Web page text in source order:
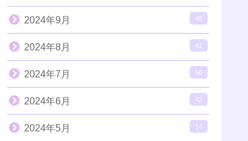
2024年9月 48
2024年8月 41
2024年7月 50
2024年6月 42
2024年5月 14